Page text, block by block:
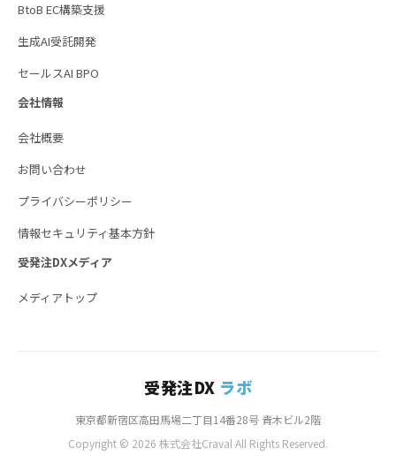
BtoB EC構築支援
生成AI受託開発
セールスAI BPO
会社情報
会社概要
お問い合わせ
プライバシーポリシー
情報セキュリティ基本方針
受発注DXメディア
メディアトップ
受発注DX ラボ
東京都新宿区高田馬場二丁目14番28号 青木ビル2階
Copyright © 2026 株式会社Craval All Rights Reserved.